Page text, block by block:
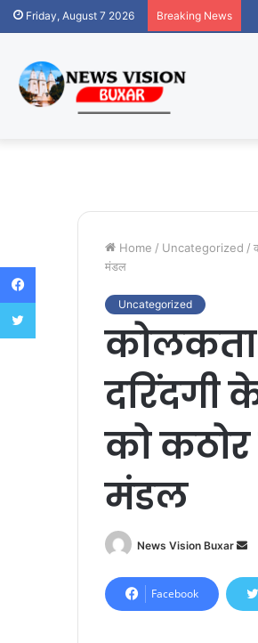
Friday, August 7 2026 Breaking News
Home / Uncategorized /
मंडल
Uncategorized
कोलकता
दरिंदगी
को कठोर
मंडल
News Vision Buxar
n
d
Facebook